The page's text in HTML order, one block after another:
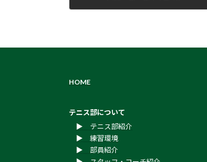
HOME
テニス部について
▶︎ テニス部紹介
▶︎ 練習環境
▶︎ 部員紹介